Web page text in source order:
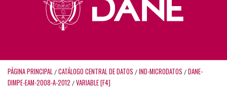
PÁGINA PRINCIPAL / CATÁLOGO CENTRAL DE DATOS / IND-MICRODATOS / DANE-
DIMPE-EAM-2008-A-2012 / VARIABLE [F4]